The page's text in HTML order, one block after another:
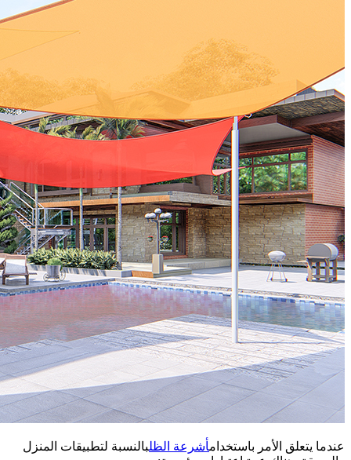
عندما يتعلق الأمر باستخدامأشرعة الظلبالنسبة لتطبيقات المنزل